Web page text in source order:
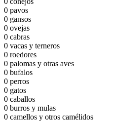
0 pavos
0 gansos
0 ovejas
0 cabras
0 vacas y terneros
0 roedores
0 palomas y otras aves
0 bufalos
0 perros
0 gatos
0 caballos
0 burros y mulas
0 camellos y otros camélidos